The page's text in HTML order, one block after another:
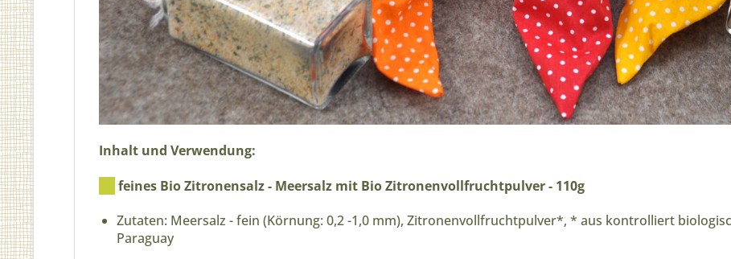
Inhalt und Verwendung:
feines BioZitronensalz- Meersalz mit Bio Zitronenvollfruchtpulver - 110g
Zutaten: Meersalz - fein (Körnung: 0,2 -1,0 mm), Zitronenvollfruchtpulver*, * aus kontrolliert
Paraguay